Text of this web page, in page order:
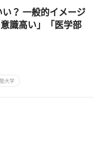
？ 一般的イメージ
識高い」「医学部
大学